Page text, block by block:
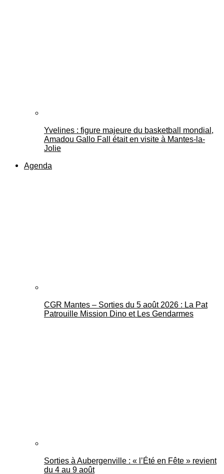
Yvelines : figure majeure du basketball mondial,
Amadou Gallo Fall était en visite à Mantes-la-
Jolie
Agenda
CGR Mantes – Sorties du 5 août 2026 : La Pat
Patrouille Mission Dino et Les Gendarmes
Sorties à Aubergenville : « l’Été en Fête » revient
du 4 au 9 août